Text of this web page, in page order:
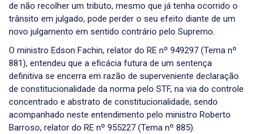
de não recolher um tributo, mesmo que já tenha ocorrido o
trânsito em julgado, pode perder o seu efeito diante de um
novo julgamento em sentido contrário pelo Supremo.
O ministro Edson Fachin, relator do RE nº 949297 (Tema nº
881), entendeu que a eficácia futura de um sentença
definitiva se encerra em razão de superveniente declaração
de constitucionalidade da norma pelo STF, na via do controle
concentrado e abstrato de constitucionalidade, sendo
acompanhado neste entendimento pelo ministro Roberto
Barroso, relator do RE nº 955227 (Tema nº 885).